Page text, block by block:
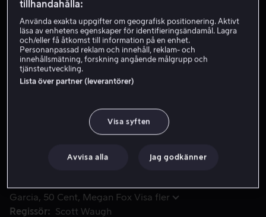
Skaffa Viaplay
Se trailer
Elitlegosoldaterna återförenas. The Expendables är
Elitlegosoldaterna återförenas. The Expendables är
teamet som tillkallas när inga andra alternativ återstår.
Men nya medlemmar med nya stilar och taktiker
Garcia
50 Cent Megan Fox Visa fler
Regissör
Scott Waugh
tillhandahålla:
Använda exakta uppgifter om geografisk positionering. Aktivt
läsa av enhetens egenskaper för identifieringsändamål. Lagra
och/eller få åtkomst till information på en enhet.
Personanpassad reklam och innehåll, reklam- och
innehållsmätning, forskning angående målgrupp och
tjänsteutveckling.
Lista över partner (leverantörer)
Visa syften
Avvisa alla Jag godkänner